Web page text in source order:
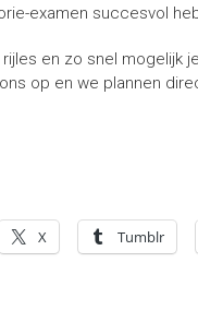
examen succesvol
en zo snel mogelijk
op en we plannen
X Tumblr